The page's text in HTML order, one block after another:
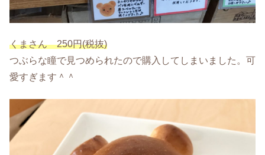
くまさん 250円(税抜)
つぶらな瞳で見つめられたので購入してしまいました。可
愛すぎます＾＾